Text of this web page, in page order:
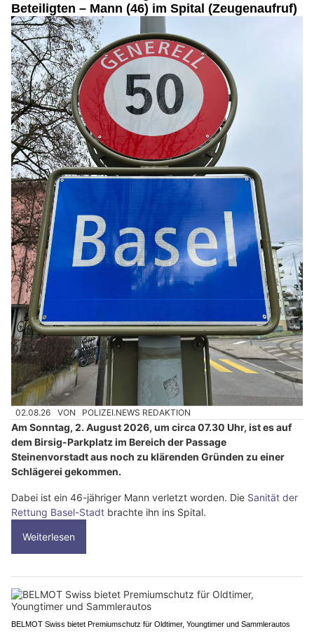
Beteiligten – Mann (46) im Spital (Zeugenaufruf)
02.08.26 VON POLIZEI.NEWS REDAKTION
Am Sonntag, 2. August 2026, um circa 07.30 Uhr, ist es auf
dem Birsig-Parkplatz im Bereich der Passage
Steinenvorstadt aus noch zu klärenden Gründen zu einer
Schlägerei gekommen.
Dabei ist ein 46-jähriger Mann verletzt worden. Die Sanität der
Rettung Basel-Stadt brachte ihn ins Spital.
Weiterlesen
BELMOT Swiss bietet Premiumschutz für Oldtimer, Youngtimer und Sammlerautos